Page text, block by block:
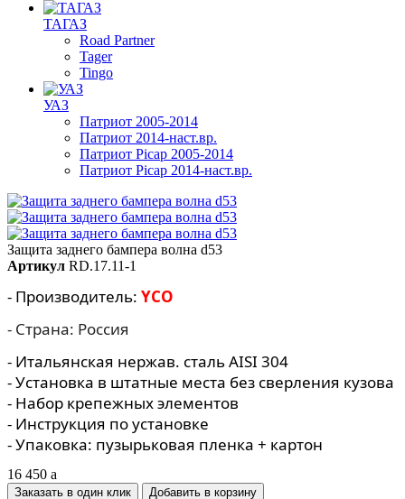
ТАГАЗ
Road Partner
Tager
Tingo
УАЗ
Патриот 2005-2014
Патриот 2014-наст.вр.
Патриот Picap 2005-2014
Патриот Picap 2014-наст.вр.
Защита заднего бампера волна d53
Артикул RD.17.11-1
- Производитель: YCO
- Страна: Россия
- Итальянская нержав. сталь AISI 304
- Установка в штатные места без сверления кузова
- Набор крепежных элементов
- Инструкция по установке
- Упаковка: пузырьковая пленка + картон
16 450 a
Заказать в один клик